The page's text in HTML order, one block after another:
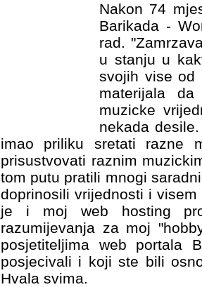
Nakon 74
Barikada -
rad.
u stanju u
svojih vise od
materijala
muzicke
nekada
imao priliku sretati razne
prisustvovati raznim
tom putu pratili mnogi
doprinosili vrijednosti i
je i moj web hosting
razumijevanja za moj
posjetiteljima web portala
posjecivali i koji ste bili
Hvala svima.